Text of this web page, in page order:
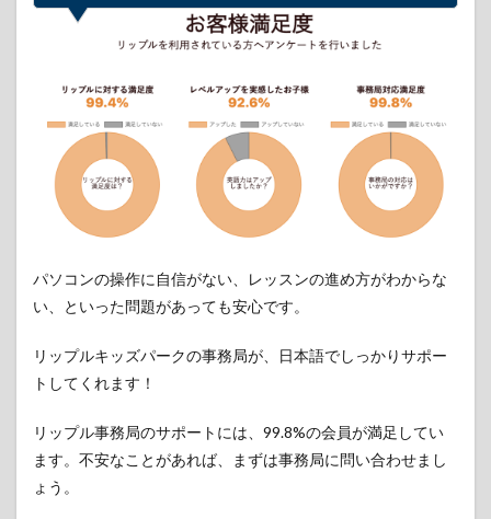
お子
レッ
スン
のス
ペシ
ャリ
スト
こだ
の研
修と
豊富
験の
持ち
6
リッ
プル
キッ
パソコンの操作に自信がない、レッスンの進め方がわからな
い、といった問題があっても安心です。
リップルキッズパークの事務局が、日本語でしっかりサポー
トしてくれます！
リップル事務局のサポートには、99.8%の会員が満足してい
ます。不安なことがあれば、まずは事務局に問い合わせまし
ょう。